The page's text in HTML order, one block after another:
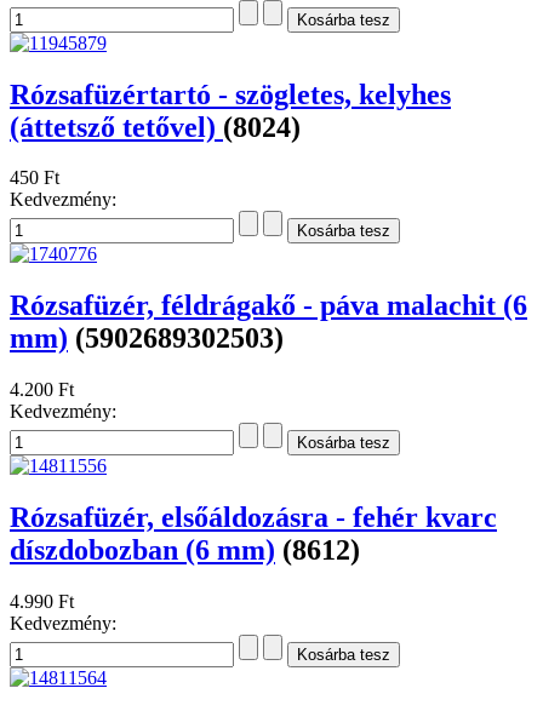
Rózsafüzértartó - szögletes, kelyhes
(áttetsző tetővel) (8024)
450 Ft
Kedvezmény:
Rózsafüzér, féldrágakő - páva malachit (6
mm) (5902689302503)
4.200 Ft
Kedvezmény:
Rózsafüzér, elsőáldozásra - fehér kvarc
díszdobozban (6 mm) (8612)
4.990 Ft
Kedvezmény: